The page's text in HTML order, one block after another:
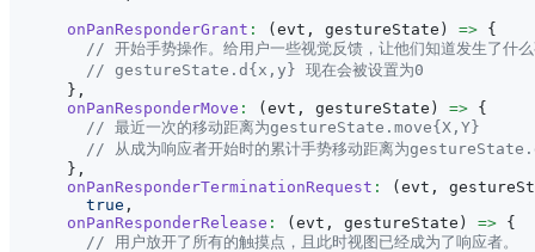
onPanResponderGrant : ( evt , gestureState ) => {
// 开始手势操作。给用户一些视觉反馈，让他们知道发生了什
// gestureState.d{x,y} 现在会被设置为0
} ,
onPanResponderMove : ( evt , gestureState ) => {
// 最近一次的移动距离为gestureState.move{X,Y}
// 从成为响应者开始时的累计手势移动距离为
} ,
onPanResponderTerminationRequest : ( evt ,
true ,
onPanResponderRelease : ( evt , gestureState ) => {
// 用户放开了所有的触摸点，且此时视图已经成为了响应者。